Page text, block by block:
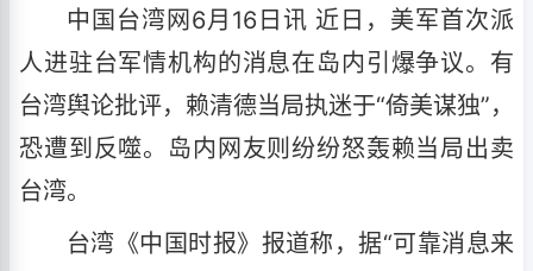
中国台湾网6月16日讯 近日，美军首次派
人进驻台军情机构的消息在岛内引爆争议。有
台湾舆论批评，赖清德当局执迷于“倚美谋独”，
恐遭到反噬。岛内网友则纷纷怒轰赖当局出卖
台湾。
台湾《中国时报》报道称，据“可靠消息来